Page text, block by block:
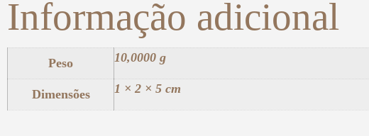
Informação adicional
Peso 10,0000 g
Dimensões 1 × 2 × 5 cm